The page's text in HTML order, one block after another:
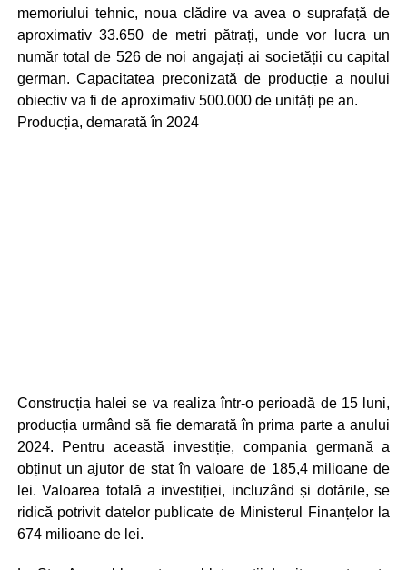
memoriului tehnic, noua clădire va avea o suprafață de
aproximativ 33.650 de metri pătrați, unde vor lucra un
număr total de 526 de noi angajați ai societății cu capital
german. Capacitatea preconizată de producție a noului
obiectiv va fi de aproximativ 500.000 de unități pe an.
Producția, demarată în 2024
Construcția halei se va realiza într-o perioadă de 15 luni,
producția urmând să fie demarată în prima parte a anului
2024. Pentru această investiție, compania germană a
obținut un ajutor de stat în valoare de 185,4 milioane de
lei. Valoarea totală a investiției, incluzând și dotările, se
ridică potrivit datelor publicate de Ministerul Finanțelor la
674 milioane de lei.